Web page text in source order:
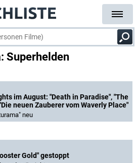
Superhelden
im August: "Death in Paradise", "The
neuen Zauberer vom Waverly Place"
neu
Gold" gestoppt